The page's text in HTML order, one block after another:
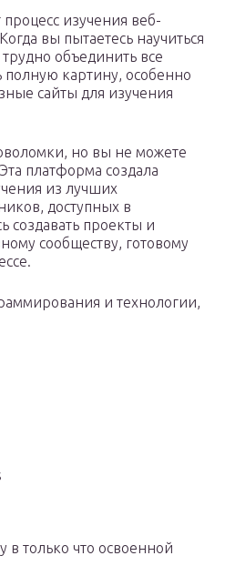
изучения веб-
вы пытаетесь научиться
объединить все
картину, особенно
сайты для изучения
но вы не можете
платформа создала
из лучших
доступных в
создавать проекты и
сообществу, готовому
и технологии,
в только что освоенной